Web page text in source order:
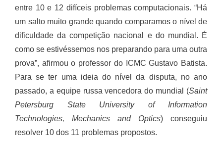
entre 10 e 12 difíceis problemas computacionais. “Há
um salto muito grande quando comparamos o nível de
dificuldade da competição nacional e do mundial. É
como se estivéssemos nos preparando para uma outra
prova”, afirmou o professor do ICMC Gustavo Batista.
Para se ter uma ideia do nível da disputa, no ano
passado, a equipe russa vencedora do mundial (Saint
Petersburg State University of Information
Technologies, Mechanics and Optics) conseguiu
resolver 10 dos 11 problemas propostos.